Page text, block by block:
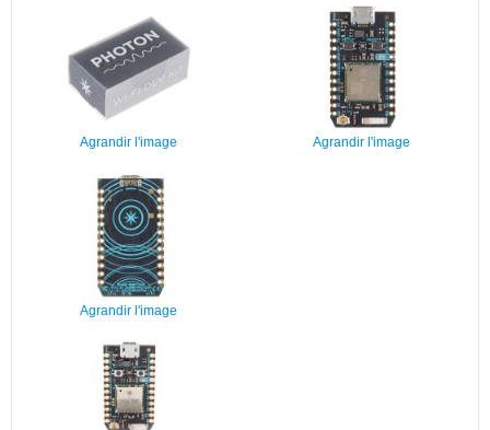
Agrandir l'image Agrandir l'image
Agrandir l'image